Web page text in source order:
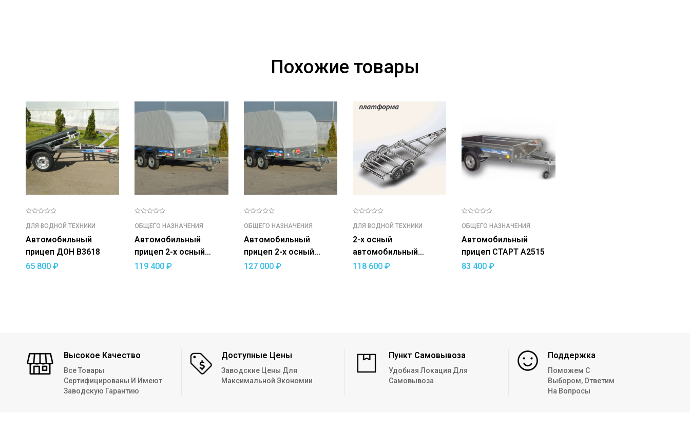
Похожие товары
ДЛЯ ВОДНОЙ ТЕХНИКИ
Автомобильный
прицеп ДОН В3618
65 800 ₽
ОБЩЕГО НАЗНАЧЕНИЯ
Автомобильный
прицеп 2-х осный
СТАРТ-2 С2515
119 400₽
ОБЩЕГО НАЗНАЧЕНИЯ
Автомобильный
прицеп 2-х осный
СТАРТ-2 С2515/14
127 000 ₽
ДЛЯ ВОДНОЙ ТЕХНИКИ
2-х осный
автомобильный
модульный прицеп в
118 600 ₽
ОБЩЕГО НАЗНАЧЕНИЯ
Автомобильный
прицеп СТАРТ A2515
83 400₽
Высокое Качество
Все Товары
Сертифицированы И Имеют
Заводскую Гарантию
Доступные Цены
Заводские Цены Для
Максимальной Экономии
Пункт Самовывоза
Удобная Локация Для
Самовывоза
Поддержка
Поможем С
Выбором, Ответим
На Вопросы